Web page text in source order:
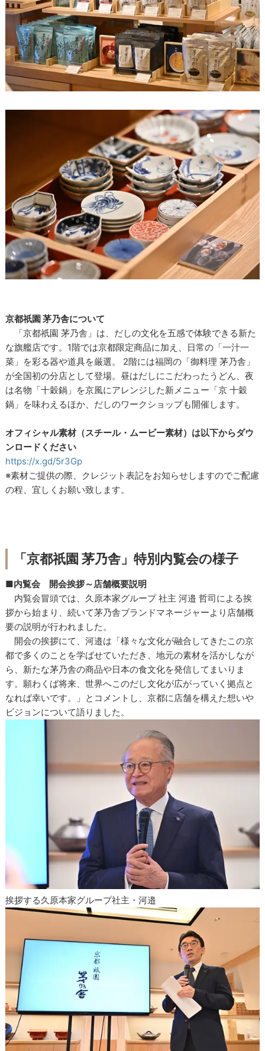
京都祇園 茅乃舎について
「京都祇園 茅乃舎」は、だしの文化を五感で体験できる新た
な旗艦店です。1階では京都限定商品に加え、日常の「一汁一
菜」を彩る器や道具を厳選。 2階には福岡の「御料理 茅乃舎」
が全国初の分店として登場。昼はだしにこだわったうどん、夜
は名物「十穀鍋」を京風にアレンジした新メニュー「京 十穀
鍋」を味わえるほか、だしのワークショップも開催します。
オフィシャル素材（スチール・ムービー素材）は以下からダウ
ンロードください
https://x.gd/5r3Gp
※素材ご提供の際、クレジット表記をお知らせしますのでご配慮
の程、宜しくお願い致します。
「京都祇園 茅乃舎」特別内覧会の様子
■内覧会 開会挨拶～店舗概要説明
内覧会冒頭では、久原本家グループ 社主 河邉 哲司による挨
拶から始まり、続いて茅乃舎ブランドマネージャーより店舗概
要の説明が行われました。
開会の挨拶にて、河邉は「様々な文化が融合してきたこの京
都で多くのことを学ばせていただき、地元の素材を活かしなが
ら、新たな茅乃舎の商品や日本の食文化を発信してまいりま
す。願わくば将来、世界へこのだし文化が広がっていく拠点と
なれば幸いです。」とコメントし、京都に店舗を構えた想いや
ビジョンについて語りました。
挨拶する久原本家グループ社主・河邉